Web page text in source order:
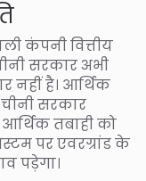
कंपनी वित्तीय
सरकार अभी
है। आर्थिक
सरकार
तबाही को
पर एवरग्रांड के
पड़ेगा।